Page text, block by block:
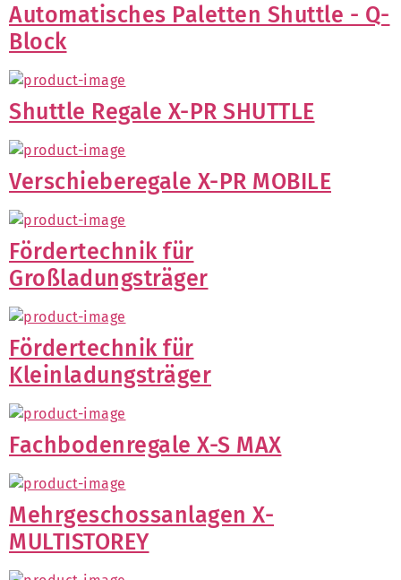
Automatisches Paletten Shuttle - Q-
Block
Shuttle Regale X-PR SHUTTLE
Verschieberegale X-PR MOBILE
Fördertechnik für
Großladungsträger
Fördertechnik für
Kleinladungsträger
Fachbodenregale X-S MAX
Mehrgeschossanlagen X-
MULTISTOREY